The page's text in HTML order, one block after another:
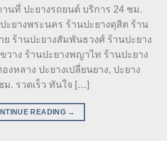
านที่ ปะยางรถยนต์ บริการ 24 ชม.
ะยางพระนคร ร้านปะยางดุสิต ร้าน
ร้านปะยางสัมพันธวงศ์ ร้านปะยาง
วาง ร้านปะยางพญาไท ร้านปะยาง
งหลาง ปะยางเปลี่ยนยาง, ปะยาง
. รวดเร็ว ทันใจ […]
READING →